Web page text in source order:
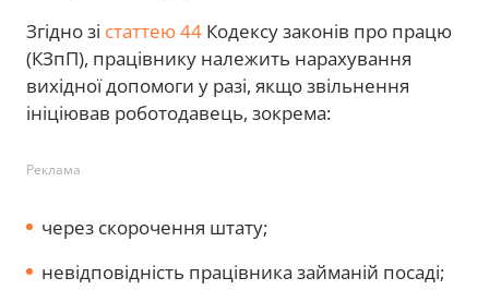
Згідно зі статтею 44 Кодексу законів про працю
(КЗпП), працівнику належить нарахування
вихідної допомоги у разі, якщо звільнення
ініціював роботодавець, зокрема:
Реклама
через скорочення штату;
невідповідність працівника займаній посаді;